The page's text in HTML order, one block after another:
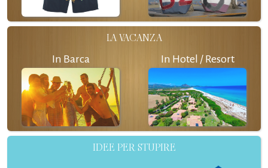
LA VACANZA
In Barca In Hotel / Resort
IDEE PER STUPIRE